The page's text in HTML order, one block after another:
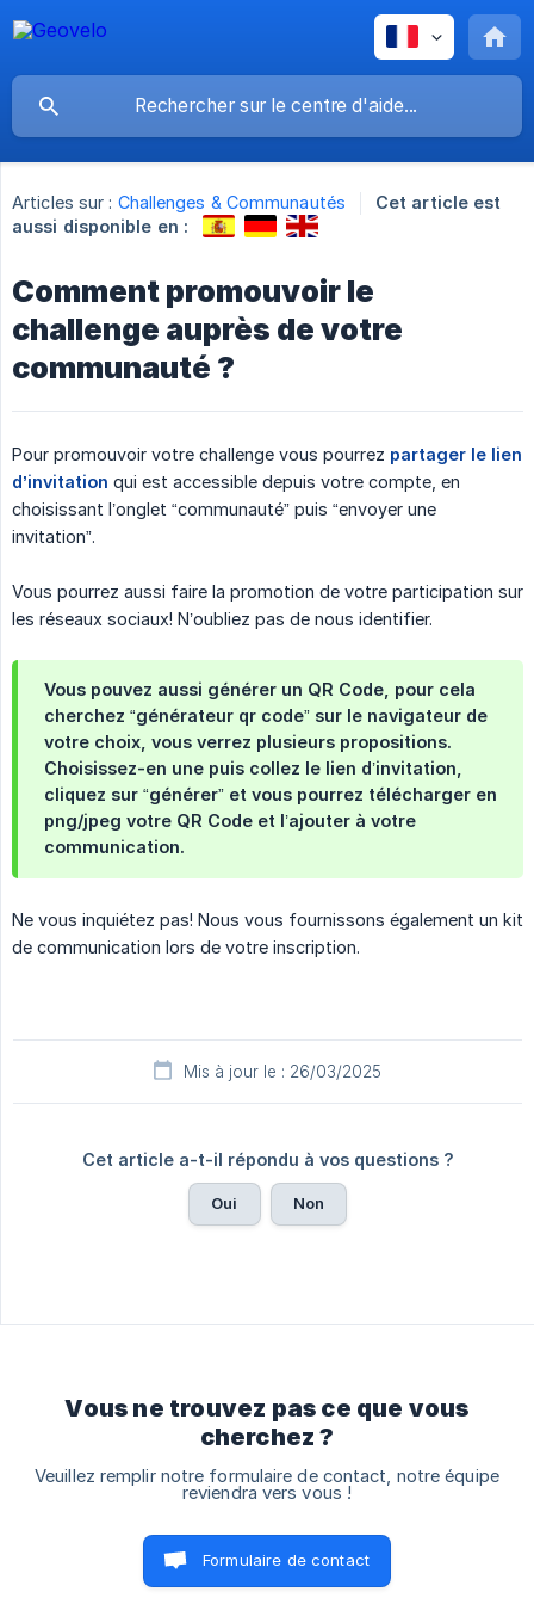
Articles sur : Challenges & Communautés
Cet article est
aussi disponible en :
Comment promouvoir le
challenge auprès de votre
communauté ?
Pour promouvoir votre challenge vous pourrez partager le lien
d’invitation qui est accessible depuis votre compte, en
choisissant l’onglet “communauté” puis “envoyer une
invitation”.
Vous pourrez aussi faire la promotion de votre participation sur
les réseaux sociaux! N’oubliez pas de nous identifier.
Vous pouvez aussi générer un QR Code, pour cela
cherchez “générateur qr code” sur le navigateur de
votre choix, vous verrez plusieurs propositions.
Choisissez-en une puis collez le lien d’invitation,
cliquez sur “générer” et vous pourrez télécharger en
png/jpeg votre QR Code et l’ajouter à votre
communication.
Ne vous inquiétez pas! Nous vous fournissons également un kit
de communication lors de votre inscription.
Mis à jour le : 26/03/2025
Cet article a-t-il répondu à vos questions ?
Oui Non
Vous ne trouvez pas ce que vous
cherchez ?
Veuillez remplir notre formulaire de contact, notre équipe
reviendra vers vous !
Formulaire de contact